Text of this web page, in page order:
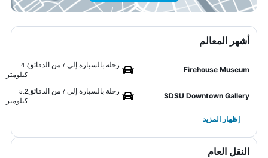
أشهر المعالم
Firehouse Museum
رحلة بالسيارة إلى 7 من الدقائق
4.7
كيلومتر
SDSU Downtown Gallery
رحلة بالسيارة إلى 7 من الدقائق
5.2
كيلومتر
إظهار المزيد
النقل العام